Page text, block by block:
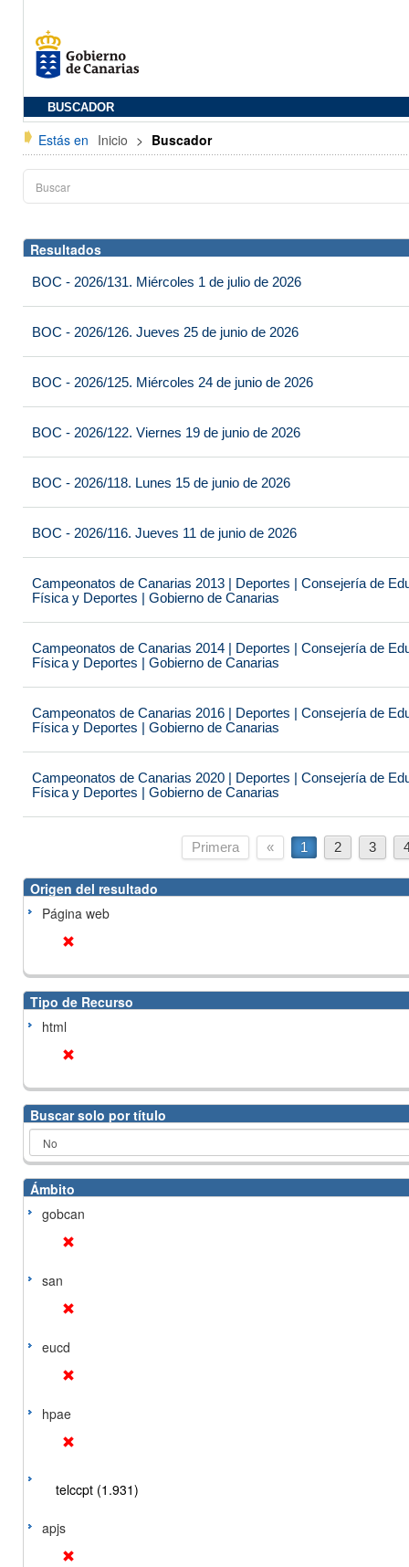
BUSCADOR
Estás en Inicio > Buscador
Resultados
BOC - 2026/131. Miércoles 1 de julio de 2026
BOC - 2026/126. Jueves 25 de junio de 2026
BOC - 2026/125. Miércoles 24 de junio de 2026
BOC - 2026/122. Viernes 19 de junio de 2026
BOC - 2026/118. Lunes 15 de junio de 2026
BOC - 2026/116. Jueves 11 de junio de 2026
Campeonatos de Canarias 2013 | Deportes | Consejería de
Física y Deportes | Gobierno de Canarias
Campeonatos de Canarias 2014 | Deportes | Consejería de
Física y Deportes | Gobierno de Canarias
Campeonatos de Canarias 2016 | Deportes | Consejería de
Física y Deportes | Gobierno de Canarias
Campeonatos de Canarias 2020 | Deportes | Consejería de
Física y Deportes | Gobierno de Canarias
Primera « 1 2 3
Origen del resultado
Página web
Tipo de Recurso
html
Buscar solo por título
Ámbito
gobcan
san
eucd
hpae
telccpt (1.931)
apjs